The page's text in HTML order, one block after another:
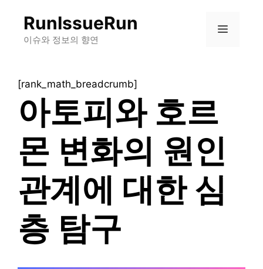
RunIssueRun
이슈와 정보의 향연
메
[rank_math_breadcrumb]
아토피와 호르
몬 변화의 원인
관계에 대한 심
층 탐구